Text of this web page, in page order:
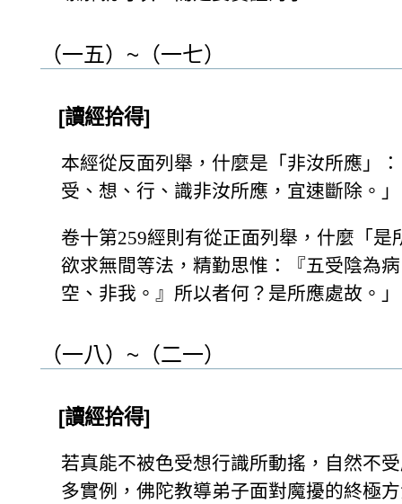
（一五）~（一七）
[讀經拾得]
本經從反面列舉，什麼是「非汝所應」
受、想、行、識非汝所應，宜速斷除。」
卷十第259經則有從正面列舉，什麼「
欲求無間等法，精勤思惟：『五受陰為
空、非我。』所以者何？是所應處故。」
（一八）~（二一）
[讀經拾得]
若真能不被色受想行識所動搖，自然不
多實例，佛陀教導弟子面對魔擾的終極